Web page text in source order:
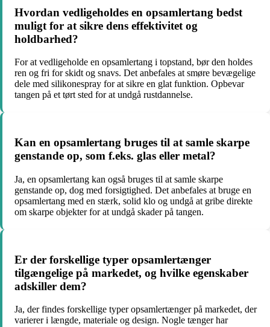
Hvordan vedligeholdes en opsamlertang bedst
muligt for at sikre dens effektivitet og
holdbarhed?
For at vedligeholde en opsamlertang i topstand, bør den holdes
ren og fri for skidt og snavs. Det anbefales at smøre bevægelige
dele med silikonespray for at sikre en glat funktion. Opbevar
tangen på et tørt sted for at undgå rustdannelse.
Kan en opsamlertang bruges til at samle skarpe
genstande op, som f.eks. glas eller metal?
Ja, en opsamlertang kan også bruges til at samle skarpe
genstande op, dog med forsigtighed. Det anbefales at bruge en
opsamlertang med en stærk, solid klo og undgå at gribe direkte
om skarpe objekter for at undgå skader på tangen.
Er der forskellige typer opsamlertænger
tilgængelige på markedet, og hvilke egenskaber
adskiller dem?
Ja, der findes forskellige typer opsamlertænger på markedet, der
varierer i længde, materiale og design. Nogle tænger har